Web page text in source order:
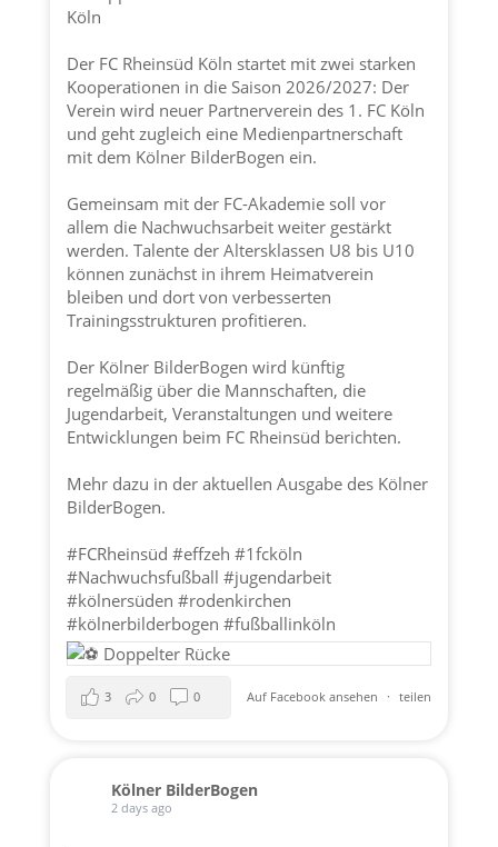
Köln
Der FC Rheinsüd Köln startet mit zwei starken
Kooperationen in die Saison 2026/2027: Der
Verein wird neuer Partnerverein des 1. FC Köln
und geht zugleich eine Medienpartnerschaft
mit dem Kölner BilderBogen ein.
Gemeinsam mit der FC-Akademie soll vor
allem die Nachwuchsarbeit weiter gestärkt
werden. Talente der Altersklassen U8 bis U10
können zunächst in ihrem Heimatverein
bleiben und dort von verbesserten
Trainingsstrukturen profitieren.
Der Kölner BilderBogen wird künftig
regelmäßig über die Mannschaften, die
Jugendarbeit, Veranstaltungen und weitere
Entwicklungen beim FC Rheinsüd berichten.
Mehr dazu in der aktuellen Ausgabe des Kölner
BilderBogen.
#FCRheinsüd #effzeh #1fcköln
#Nachwuchsfußball #jugendarbeit
#kölnersüden #rodenkirchen
#kölnerbilderbogen #fußballinköln
Auf Facebook ansehen · teilen
3 0 0
Kölner BilderBogen
2 days ago